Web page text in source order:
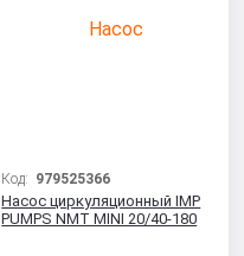
Код: 979525366
Насос циркуляционный IMP
PUMPS NMT MINI 20/40-180